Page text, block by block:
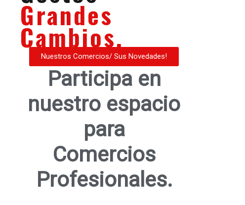
Grandes
Cambios.
Nuestros Comercios/ Sus Novedades!
Participa en
nuestro espacio
para
Comercios
Profesionales.